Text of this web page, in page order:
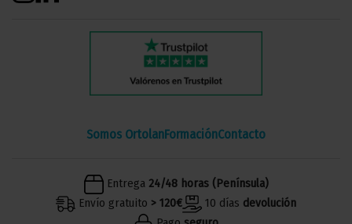
Somos OrtolanFormaciónContacto
Entrega 24/48 horas (Península)
Envío gratuito > 120€ 10 días devolución